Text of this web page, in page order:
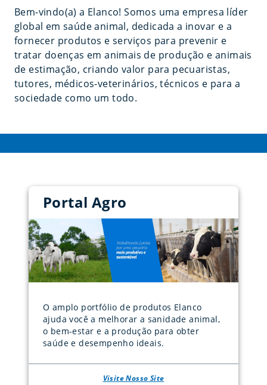
Bem-vindo(a) a Elanco! Somos uma empresa líder
global em saúde animal, dedicada a inovar e a
fornecer produtos e serviços para prevenir e
tratar doenças em animais de produção e animais
de estimação, criando valor para pecuaristas,
tutores, médicos-veterinários, técnicos e para a
sociedade como um todo.
Portal Agro
O amplo portfólio de produtos Elanco
ajuda você a melhorar a sanidade animal,
o bem-estar e a produção para obter
saúde e desempenho ideais.
Visite Nosso Site